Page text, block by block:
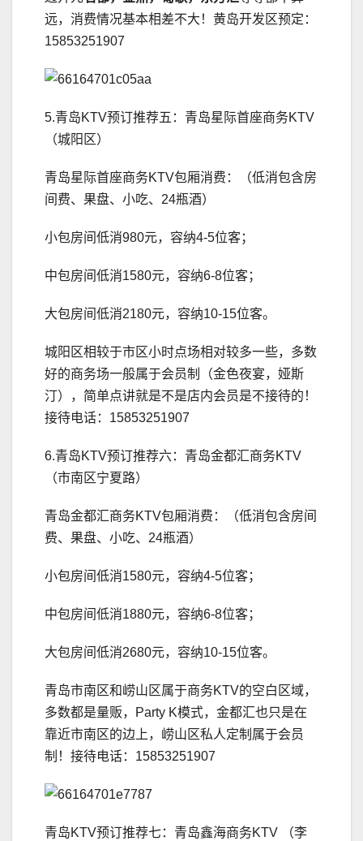
远，消费情况基本相差不大！黄岛开发区预定：
15853251907
5.青岛KTV预订推荐五：青岛星际首座商务KTV
（城阳区）
青岛星际首座商务KTV包厢消费：（低消包含房
间费、果盘、小吃、24瓶酒）
小包房间低消980元，容纳4-5位客；
中包房间低消1580元，容纳6-8位客；
大包房间低消2180元，容纳10-15位客。
城阳区相较于市区小时点场相对较多一些，多数
好的商务场一般属于会员制（金色夜宴，娅斯
汀），简单点讲就是不是店内会员是不接待的！
接待电话：15853251907
6.青岛KTV预订推荐六：青岛金都汇商务KTV
（市南区宁夏路）
青岛金都汇商务KTV包厢消费：（低消包含房间
费、果盘、小吃、24瓶酒）
小包房间低消1580元，容纳4-5位客；
中包房间低消1880元，容纳6-8位客；
大包房间低消2680元，容纳10-15位客。
青岛市南区和崂山区属于商务KTV的空白区域，
多数都是量贩，Party K模式，金都汇也只是在
靠近市南区的边上，崂山区私人定制属于会员
制！接待电话：15853251907
青岛KTV预订推荐七：青岛鑫海商务KTV （李